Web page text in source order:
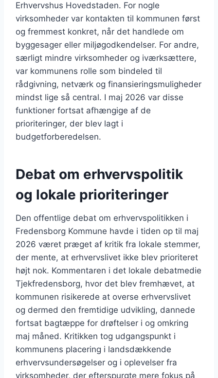
Erhvervshus Hovedstaden. For nogle
virksomheder var kontakten til kommunen først
og fremmest konkret, når det handlede om
byggesager eller miljøgodkendelser. For andre,
særligt mindre virksomheder og iværksættere,
var kommunens rolle som bindeled til
rådgivning, netværk og finansieringsmuligheder
mindst lige så central. I maj 2026 var disse
funktioner fortsat afhængige af de
prioriteringer, der blev lagt i
budgetforberedelsen.
Debat om erhvervspolitik
og lokale prioriteringer
Den offentlige debat om erhvervspolitikken i
Fredensborg Kommune havde i tiden op til maj
2026 været præget af kritik fra lokale stemmer,
der mente, at erhvervslivet ikke blev prioriteret
højt nok. Kommentaren i det lokale debatmedie
Tjekfredensborg, hvor det blev fremhævet, at
kommunen risikerede at overse erhvervslivet
og dermed den fremtidige udvikling, dannede
fortsat bagtæppe for drøftelser i og omkring
maj måned. Kritikken tog udgangspunkt i
kommunens placering i landsdækkende
erhvervsundersøgelser og i oplevelser fra
virksomheder, der efterspurgte mere fokus på